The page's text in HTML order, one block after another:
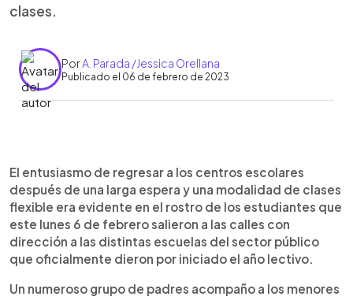
clases.
PorA. Parada /Jessica Orellana
Publicado el 06 de febrero de 2023
► Escuchar artículo
El entusiasmo de regresar a los centros escolares
después de una larga espera y una modalidad de clases
flexible era evidente en el rostro de los estudiantes que
este lunes 6 de febrero salieron a las calles con
dirección a las distintas escuelas del sector público
que oficialmente dieron por iniciado el año lectivo.
Un numeroso grupo de padres acompaño a los menores